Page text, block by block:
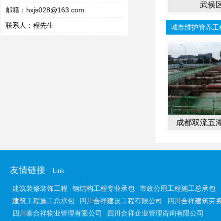
邮箱：hxjs028@163.com
联系人：程先生
武侯
城市维护管养工
成都双流五
友情链接 Link
建筑装修装饰工程 钢结构工程专业承包
市政公用工程施工总承包
建筑工程施工总承包
四川合祥建设工程有限公司
四川合祥建筑劳
四川泰合祥物业管理有限公司
四川合祥企业管理咨询有限公司